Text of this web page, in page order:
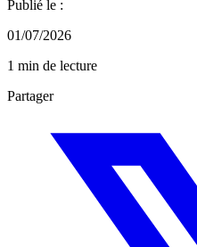
Publié le :
01/07/2026
1 min de lecture
Partager